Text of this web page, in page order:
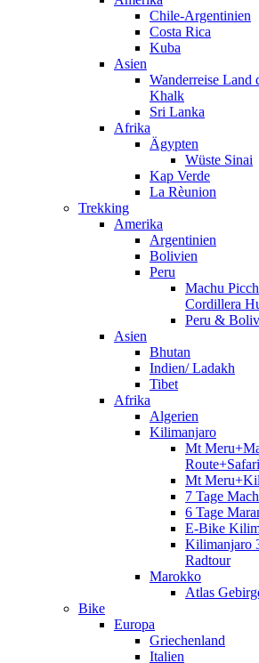
Chile-Argentinien
Costa Rica
Kuba
Asien
Wanderreise Land
Khalk
Sri Lanka
Afrika
Ägypten
Wüste Sinai
Kap Verde
La Rèunion
Trekking
Amerika
Argentinien
Bolivien
Peru
Machu
Cordillera
Peru &
Asien
Bhutan
Indien/ Ladakh
Tibet
Afrika
Algerien
Kilimanjaro
Mt
Route+Safari
Mt
7 Tage
6 Tage
E-Bike
Kilimanjaro
Radtour
Marokko
Atlas
Bike
Europa
Griechenland
Italien